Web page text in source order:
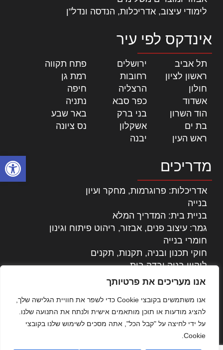
פתח
אנו מעריכים את פרטיותך
אנו משתמשים בקובצי Cookie כדי לשפר את חוויית הגלישה שלך,
להציג מודעות או תוכן מותאמים אישית ולנתח את התנועה שלנו.
על ידי לחיצה על "קבל הכל", אתה מסכים לשימוש שלנו בקובצי
Cookie.
לימודי עיצוב, אדריכלות, הנדסה ונדל"ן
אינדקס לפי עיר
תל אביב ירושלים פתח תקווה
ראשון לציון
רחובות רמת גן
חולון
הרצליה חיפה
אשדוד
כפר סבא נתניה
הוד השרון
בני ברק באר שבע
בת ים
אשקלון נס ציונה
ראש העין
יבנה
מדריכים
אדריכלות: פרוגרמות, מחקר ועיון
בנייה
בניית בית: המדריך המלא
גמר: עיצוב פנים, אבזור, ריהוט פיתוח וגינון
חומרי בנייה
חוקי תכנון ובניה, תקנות, תקנים
ליקויי בניה ובדק בית
נדל"ן: זכויות, אגרות ועסקאות
עקרונות ניהול אחזקה מתקדמות
צילום אדריכלי
שיווק נדלן
שיטות בניה: מפרטים והמלצות